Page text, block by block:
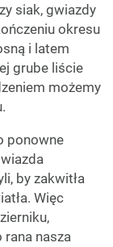
siak, gwiazdy
okresu
i latem
grube liście
możemy
ponowne
by zakwitła
Więc
rana nasza